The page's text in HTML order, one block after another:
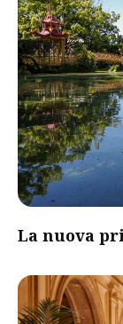
La nuova